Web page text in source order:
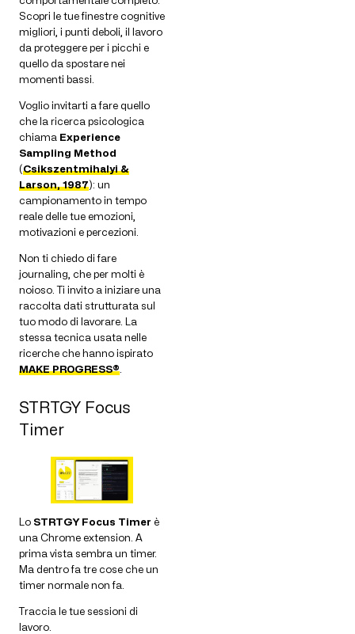
Scopri le tue finestre cognitive
migliori, i punti deboli, il lavoro
da proteggere per i picchi e
quello da spostare nei
momenti bassi.
Voglio invitarti a fare quello
che la ricerca psicologica
chiama Experience
Sampling Method
(Csikszentmihalyi &
Larson, 1987): un
campionamento in tempo
reale delle tue emozioni,
motivazioni e percezioni.
Non ti chiedo di fare
journaling, che per molti è
noioso. Ti invito a iniziare una
raccolta dati strutturata sul
tuo modo di lavorare. La
stessa tecnica usata nelle
ricerche che hanno ispirato
MAKE PROGRESS®
STRTGY Focus
Timer
Lo STRTGY Focus Timer è
una Chrome extension. A
prima vista sembra un timer.
Ma dentro fa tre cose che un
timer normale non fa.
Traccia le tue sessioni di
lavoro.